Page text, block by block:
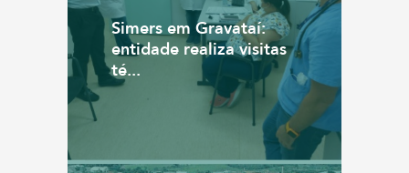
Simers em Gravataí:
entidade realiza visitas
té...